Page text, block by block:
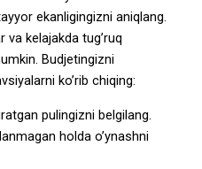
ekanligingizni aniqlang.
va kelajakda tug’ruq
Budjetingizni
ko’rib chiqing:
pulingizni belgilang.
holda o’ynashni